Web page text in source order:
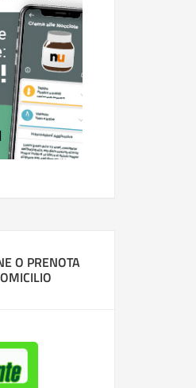
O PRENOTA